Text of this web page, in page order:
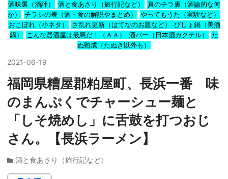
酒味選（酒評） 酒と食あさり（旅行記など）
真のチラ裏（酒論的な何
か）
チラシの表（酒・食の解説やまとめ）
やってもうた（実験など）
おこぼれ（小ネタ）
さ乱れ更新（はてなのお題など）
びしょ鍋（美酒
鍋）
こんな居酒屋は最悪だ！（ＡＡ） 酒バー（日本酒カクテル）
た
ぬ熟成（たぬき以外も）
2021-06-19
福岡県糟屋郡粕屋町、長浜一番 味
のまんぷくでチャーシュー麺と
「しそ焼めし」に舌鼓を打つおじ
さん。【長浜ラーメン】
酒と食あさり（旅行記など）